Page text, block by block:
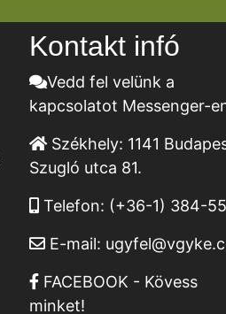
Kontakt infó
Vedd fel velünk a
kapcsolatot Messenger-
Székhely: 1141
Szugló utca 81.
Telefon: (+36-1) 384-
E-mail:
FACEBOOK - Kövess
minket!